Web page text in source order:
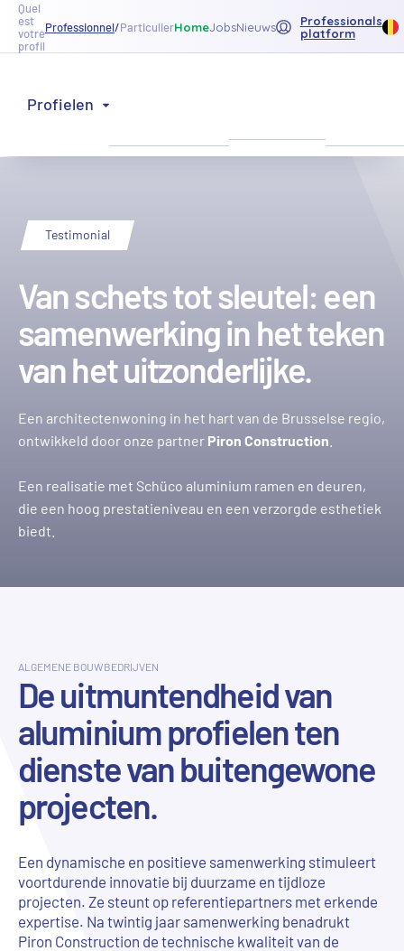
Quel
est
votre
profil
Professionnel/ParticulierHomeJobsNieuws
Professionals
platform
Profielen
Terug naar de lijst
Testimonial
Van schets tot sleutel: een
samenwerking in het teken
van het uitzonderlijke.
Een architectenwoning in het hart van de Brusselse regio,
ontwikkeld door onze partner Piron Construction
Een realisatie met Schüco aluminium ramen en deuren,
die een hoog prestatieniveau en een verzorgde esthetiek
biedt.
ALGEMENE BOUWBEDRIJVEN
De uitmuntendheid van
aluminium profielen ten
dienste van buitengewone
projecten.
Een dynamische en positieve samenwerking stimuleert
voortdurende innovatie bij duurzame en tijdloze
projecten. Ze steunt op referentiepartners met erkende
expertise. Na twintig jaar samenwerking benadrukt
Piron Construction de technische kwaliteit van de